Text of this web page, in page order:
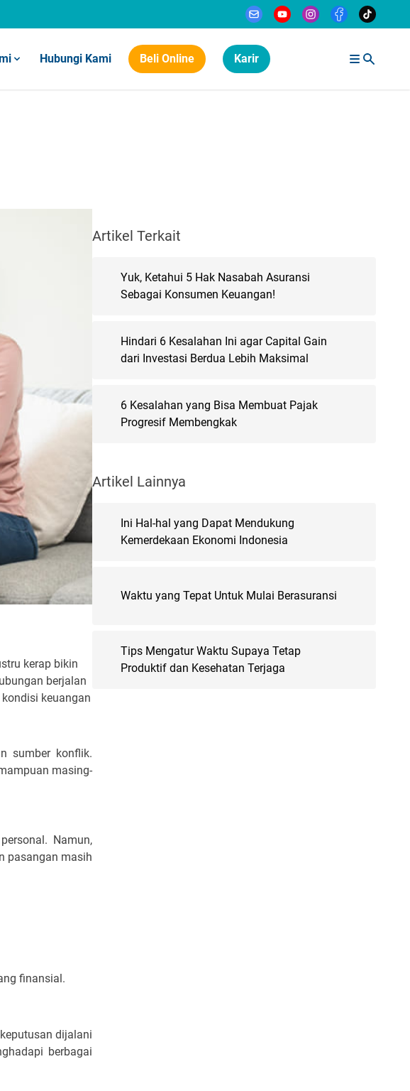
Hubungi Kami Beli Online Karir
kerap bikin
berjalan
keuangan
sumber konflik.
masing-
Namun,
pasangan masih
finansial.
dijalani
berbagai
Artikel Terkait
Yuk, Ketahui 5 Hak Nasabah Asuransi
Sebagai Konsumen Keuangan!
Hindari 6 Kesalahan Ini agar Capital Gain
dari Investasi Berdua Lebih Maksimal
6 Kesalahan yang Bisa Membuat Pajak
Progresif Membengkak
Artikel Lainnya
Ini Hal-hal yang Dapat Mendukung
Kemerdekaan Ekonomi Indonesia
Waktu yang Tepat Untuk Mulai Berasuransi
Tips Mengatur Waktu Supaya Tetap
Produktif dan Kesehatan Terjaga